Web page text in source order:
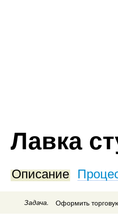
Лавка
Описание
Задача. Оформить